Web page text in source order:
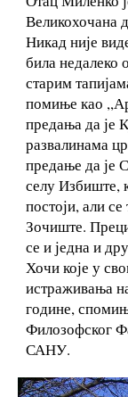
Великохочана
Никад није
била недалеко
старим
помиње као
предања да је
развалинама
предање да је
селу Избиште,
постоји, али
Зочиште.
се и једна и
Хочи које у
истраживања
године,
Филозофског
САНУ.